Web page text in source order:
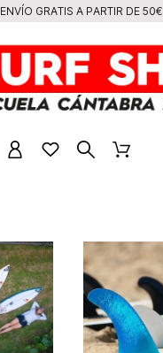
ENVÍO GRATIS A PARTIR DE 50€